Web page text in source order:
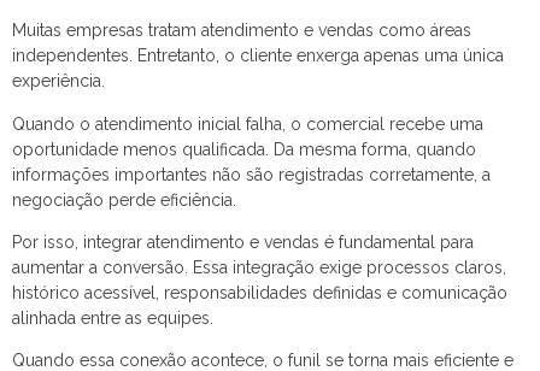
Muitas empresas tratam atendimento e vendas como áreas
independentes. Entretanto, o cliente enxerga apenas uma única
experiência.
Quando o atendimento inicial falha, o comercial recebe uma
oportunidade menos qualificada. Da mesma forma, quando
informações importantes não são registradas corretamente, a
negociação perde eficiência.
Por isso, integrar atendimento e vendas é fundamental para
aumentar a conversão. Essa integração exige processos claros,
histórico acessível, responsabilidades definidas e comunicação
alinhada entre as equipes.
Quando essa conexão acontece, o funil se torna mais eficiente e